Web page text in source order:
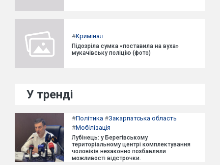
#Кримінал
Підозріла сумка «поставила на вуха»
мукачівську поліцію (фото)
У тренді
#Політика #Закарпатська область
#Мобілізація
Лубінець: у Берегівському
територіальному центрі комплектування
чоловіків незаконно позбавляли
можливості відстрочки.